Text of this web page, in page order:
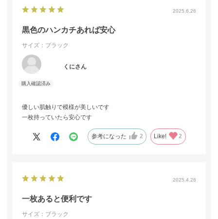
2025.6.26
黒色のハンカチあれば安心
サイズ：ブラック
くにさん
優しい肌触りで模様が美しいです
一枚持っていたら安心です
参考になった 2 Like! 2
2025.4.26
一枚あると便利です
サイズ：ブラック